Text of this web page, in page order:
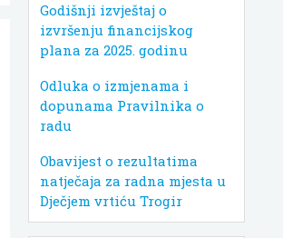
Godišnji izvještaj o
izvršenju financijskog
plana za 2025. godinu
Odluka o izmjenama i
dopunama Pravilnika o
radu
Obavijest o rezultatima
natječaja za radna mjesta u
Dječjem vrtiću Trogir